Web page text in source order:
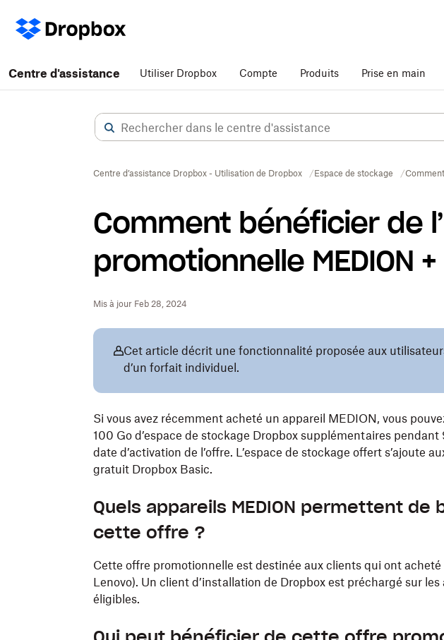
Centre d'assistance Utiliser Dropbox Compte Produits Prise en main
Centre d’assistance Dropbox - Utilisation de Dropbox Espace de stockage
Comment bénéficier de
promotionnelle MEDION
Mis à jour Feb 28, 2024
Cet article décrit une fonctionnalité proposée aux
d’un forfait individuel.
Si vous avez récemment acheté un appareil MEDION, vous
100 Go d’espace de stockage Dropbox supplémentaires
date d’activation de l’offre. L’espace de stockage offert s’ajoute
gratuit Dropbox Basic.
Quels appareils MEDION permettent de
cette offre ?
Cette offre promotionnelle est destinée aux clients qui ont
Lenovo). Un client d’installation de Dropbox est préchargé sur
éligibles.